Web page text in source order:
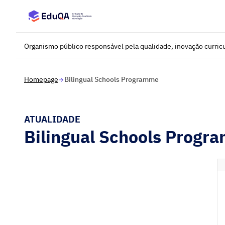
Organismo público responsável pela qualidade, inovação
Homepage Bilingual Schools Programme
ATUALIDADE
Bilingual Schools